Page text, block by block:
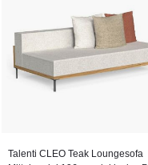
Talenti CLEO Teak Loungesofa